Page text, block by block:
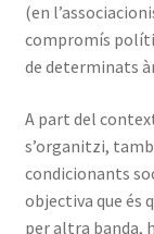
(en
compromís
de determinats
A part del
s’organitzi,
condicionants
objectiva que és
per altra banda,